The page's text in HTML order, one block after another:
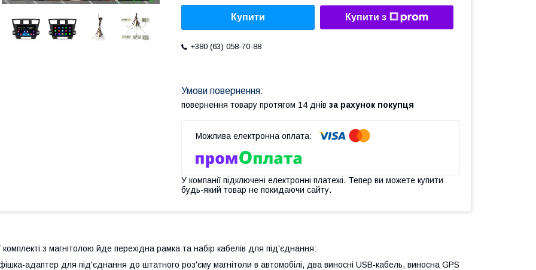
Купити Купити з
+380 (63) 058-70-88
повернення товару протягом 14 днів за рахунок покупця
У компанії підключені електронні платежі. Тепер ви можете купити
будь-який товар не покидаючи сайту.
комплекті з магнітолою йде перехідна рамка та набір кабелів для під'єднання:
адаптер для під'єднання до штатного роз'єму магнітоли в автомобілі, два виносні USB-кабель, виносна GPS